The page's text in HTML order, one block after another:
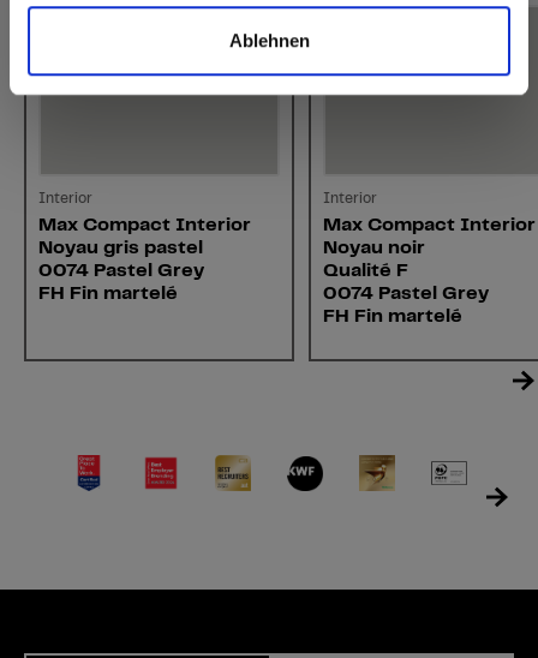
Ablehnen
Interior
Max Compact Interior
Noyau gris pastel
0074 Pastel Grey
FH Fin martelé
Interior
Max Compact Interior
Noyau noir
Qualité F
0074 Pastel Grey
FH Fin martelé